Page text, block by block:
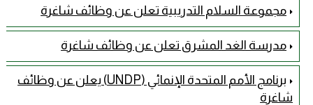
مجموعة السلام التدريبية تعلن عن وظائف شاغرة
مدرسة الغد المشرق تعلن عن وظائف شاغرة
برنامج الأمم المتحدة الإنمائي (UNDP) يعلن عن وظائف
شاغرة